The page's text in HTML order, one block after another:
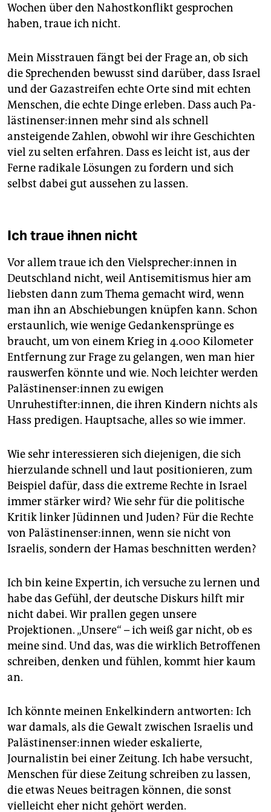
Wochen über den Nahostkonflikt gesprochen
haben, traue ich nicht.
Mein Misstrauen fängt bei der Frage an, ob sich
die Sprechenden bewusst sind darüber, dass Israel
und der Gazastreifen echte Orte sind mit echten
Menschen, die echte Dinge erleben. Dass auch Pa­
läs­ti­nen­se­r:in­nen mehr sind als schnell
ansteigende Zahlen, obwohl wir ihre Geschichten
viel zu selten erfahren. Dass es leicht ist, aus der
Ferne radikale Lösungen zu fordern und sich
selbst dabei gut aussehen zu lassen.
Ich traue ihnen nicht
Vor allem traue ich den Viel­spre­che­r:in­nen in
Deutschland nicht, weil Antisemitismus hier am
liebsten dann zum Thema gemacht wird, wenn
man ihn an Abschiebungen knüpfen kann. Schon
erstaunlich, wie wenige Gedankensprünge es
braucht, um von einem Krieg in 4.000 Kilometer
Entfernung zur Frage zu gelangen, wen man hier
rauswerfen könnte und wie. Noch leichter werden
Pa­läs­ti­nen­se­r:in­nen zu ewigen
Unruhestifter:innen, die ihren Kindern nichts als
Hass predigen. Hauptsache, alles so wie immer.
Wie sehr interessieren sich diejenigen, die sich
hierzulande schnell und laut positionieren, zum
Beispiel dafür, dass die extreme Rechte in Israel
immer stärker wird? Wie sehr für die politische
Kritik linker Jüdinnen und Juden? Für die Rechte
von Palästinenser:innen, wenn sie nicht von
Israelis, sondern der Hamas beschnitten werden?
Ich bin keine Expertin, ich versuche zu lernen und
habe das Gefühl, der deutsche Diskurs hilft mir
nicht dabei. Wir prallen gegen unsere
Projektionen. „Unsere“ – ich weiß gar nicht, ob es
meine sind. Und das, was die wirklich Betroffenen
schrei­ben, denken und fühlen, kommt hier kaum
an.
Ich könnte meinen Enkelkindern antworten: Ich
war damals, als die Gewalt zwischen Israelis und
Pa­läs­ti­nen­se­r:in­nen wieder eskalierte,
Journalistin bei einer Zeitung. Ich habe versucht,
Menschen für diese Zeitung schreiben zu lassen,
die etwas Neues beitragen können, die sonst
vielleicht eher nicht gehört werden.